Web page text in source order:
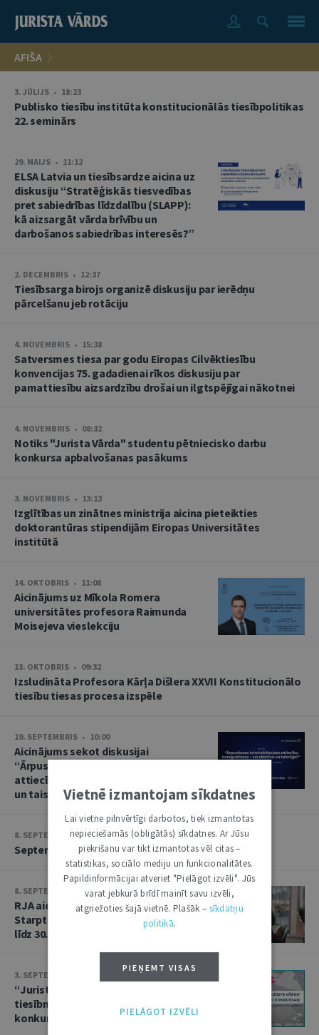
AFIŠA
3. JŪLIJS • 18:23
Publisko tiesību institūta konstitucionālās tiesībpolitikas
22. seminārs
29. MAIJS • 11:12
ELSA Latvia un tiesībsardze aicina uz
diskusiju “Stratēģiskās tiesvedības
pret sabiedrības līdzdalību (SLAPP):
kā aizsargāt vārda brīvību un
darbošanos sabiedrības interesēs?”
2. DECEMBRIS • 12:37
Tiesībsarga birojs organizē diskusiju par ierēdņu
pārcelšanu jeb rotāciju
4. NOVEMBRIS • 15:38
Satversmes tiesa par godu Eiropas Cilvēktiesību
konvencijas 75. gadadienai rīkos diskusiju par
pamattiesību aizsardzību drošai un ilgtspējīgai nākotnei
4. NOVEMBRIS • 08:32
Notiks "Jurista Vārda" studentu pētniecisko darbu
konkursa apbalvošanas pasākums
3. NOVEMBRIS • 13:13
Izglītības un zinātnes ministrija aicina pieteikties
doktorantūras stipendijām Eiropas Universitātes
institūtā
14. OKTOBRIS • 11:08
Aicinājums uz Mīkola Romera
universitātes profesora Raimunda
Moisejeva vieslekciju
13. OKTOBRIS • 09:32
Izsludināta Profesora Kārļa Dišlera XXVII Konstitucionālo
tiesību tiesas procesa izspēle
19. SEPTEMBRIS • 10:00
Aicinājums sekot diskusijai
“Ārpustiesas krimināltiesisko
attiecību noregulēšana – vai efektīva
un taisnīga?”
8. SEPTEMBRIS • 13:14
Septembra saruna par starptautiskajām tiesībām
8. SEPTEMBRIS • 13:13
RJA aicina iesniegt rakstus Baltijas
Starptautisko tiesību gadagrāmatai
līdz 30. septembrim
3. SEPTEMBRIS • 16:01
“Jurista Vārds” aicina jaunos
tiesībniekus pieteikties ikgadējam
konkursam!
Vietnē izmantojam sīkdatnes
Lai vietne pilnvērtīgi darbotos, tiek izmantotas
nepieciešamās (obligātās) sīkdatnes. Ar Jūsu
piekrišanu var tikt izmantotas vēl citas –
statistikas, sociālo mediju un funkcionalitātes.
Papildinformācijai atveriet "Pielāgot izvēli". Jūs
varat jebkurā brīdī mainīt savu izvēli,
atgriežoties šajā vietnē. Plašāk – sīkdatņu
politikā.
PIEŅEMT VISAS
PIELĀGOT IZVĒLI